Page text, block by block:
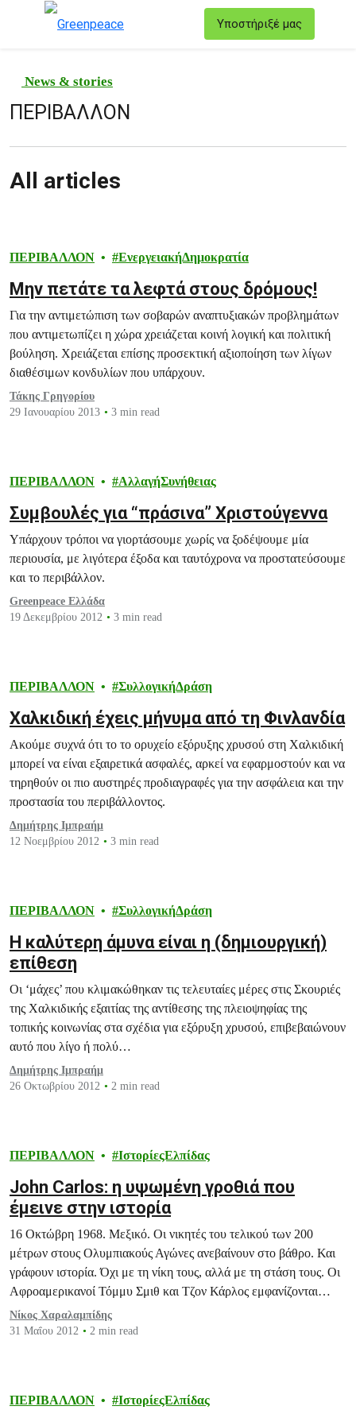
Υποστήριξέ μας
News & stories
ΠΕΡΙΒΑΛΛΟΝ
All articles
ΠΕΡΙΒΑΛΛΟΝ ΕνεργειακήΔημοκρατία
Μην πετάτε τα λεφτά στους δρόμους!
Για την αντιμετώπιση των σοβαρών αναπτυξιακών προβλημάτων
που αντιμετωπίζει η χώρα χρειάζεται κοινή λογική και πολιτική
βούληση. Χρειάζεται επίσης προσεκτική αξιοποίηση των λίγων
διαθέσιμων κονδυλίων που υπάρχουν.
Τάκης Γρηγορίου
29 Ιανουαρίου 2013
3 min read
ΠΕΡΙΒΑΛΛΟΝ ΑλλαγήΣυνήθειας
Συμβουλές για “πράσινα” Χριστούγεννα
Υπάρχουν τρόποι να γιορτάσουμε χωρίς να ξοδέψουμε μία
περιουσία, με λιγότερα έξοδα και ταυτόχρονα να προστατεύσουμε
και το περιβάλλον.
Greenpeace Ελλάδα
19 Δεκεμβρίου 2012
3 min read
ΠΕΡΙΒΑΛΛΟΝ ΣυλλογικήΔράση
Χαλκιδική έχεις μήνυμα από τη Φινλανδία
Ακούμε συχνά ότι το το ορυχείο εξόρυξης χρυσού στη Χαλκιδική
μπορεί να είναι εξαιρετικά ασφαλές, αρκεί να εφαρμοστούν και να
τηρηθούν οι πιο αυστηρές προδιαγραφές για την ασφάλεια και την
προστασία του περιβάλλοντος.
Δημήτρης Ιμπραήμ
12 Νοεμβρίου 2012
3 min read
ΠΕΡΙΒΑΛΛΟΝ ΣυλλογικήΔράση
H καλύτερη άμυνα είναι η (δημιουργική)
επίθεση
Οι ‘μάχες’ που κλιμακώθηκαν τις τελευταίες μέρες στις Σκουριές
της Χαλκιδικής εξαιτίας της αντίθεσης της πλειοψηφίας της
τοπικής κοινωνίας στα σχέδια για εξόρυξη χρυσού, επιβεβαιώνουν
αυτό που λίγο ή πολύ…
Δημήτρης Ιμπραήμ
26 Οκτωβρίου 2012
2 min read
ΠΕΡΙΒΑΛΛΟΝ ΙστορίεςΕλπίδας
John Carlos: η υψωμένη γροθιά που
έμεινε στην ιστορία
16 Οκτώβρη 1968. Μεξικό. Οι νικητές του τελικού των 200
μέτρων στους Ολυμπιακούς Αγώνες ανεβαίνουν στο βάθρο. Και
γράφουν ιστορία. Όχι με τη νίκη τους, αλλά με τη στάση τους. Οι
Αφροαμερικανοί Τόμμυ Σμιθ και Τζον Κάρλος εμφανίζονται
ξυπόλητοι και υψώνουν τη γαντοφορεμένη γροθιά τους. Μαζί
τους και ο δευτεραθλητής Αυστραλός Πήτερ Νόρμαν. Και οι…
Νίκος Χαραλαμπίδης
31 Μαΐου 2012
2 min read
ΠΕΡΙΒΑΛΛΟΝ ΙστορίεςΕλπίδας